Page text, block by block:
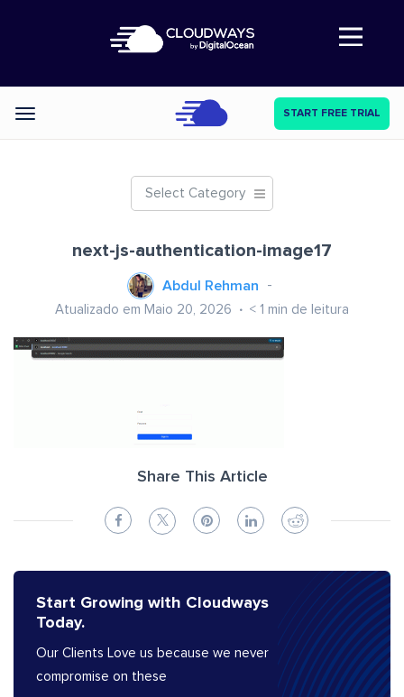
Abre a navegação
Categories START FREE TRIAL
Select Category
next-js-authentication-image17
Abdul Rehman
Atualizado em Maio 20, 2026 < 1 min de leitura
Share This Article
Start Growing with Cloudways
Today.
Our Clients Love us because we never
compromise on these